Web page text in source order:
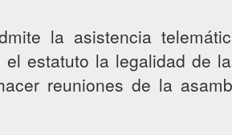
la asistencia
estatuto la legalidad de
reuniones de la